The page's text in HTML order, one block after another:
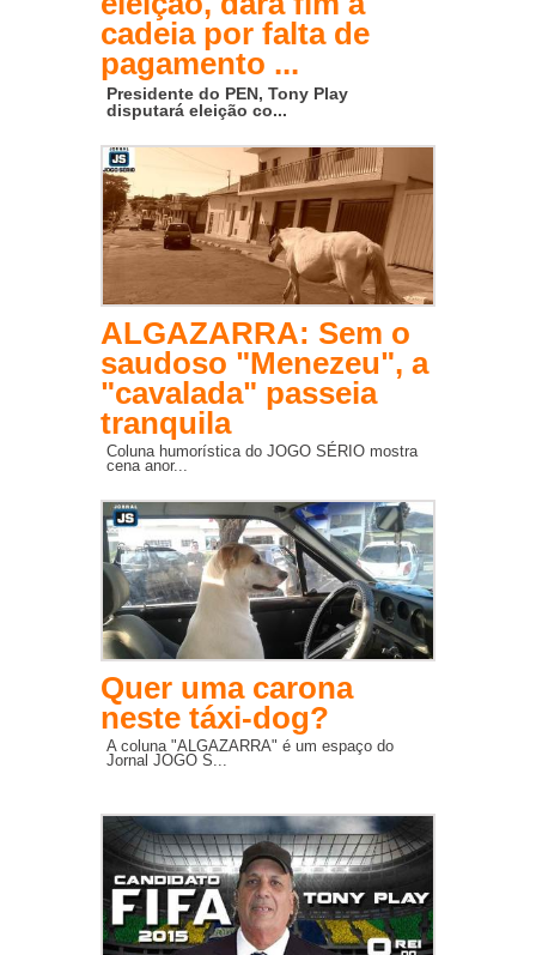
cadeia por falta de
pagamento ...
Presidente do PEN, Tony Play
disputará eleição co...
ALGAZARRA: Sem o
saudoso "Menezeu", a
"cavalada" passeia
tranquila
Coluna humorística do JOGO SÉRIO mostra
cena anor...
Quer uma carona
neste táxi-dog?
A coluna "ALGAZARRA" é um espaço do
Jornal JOGO S...